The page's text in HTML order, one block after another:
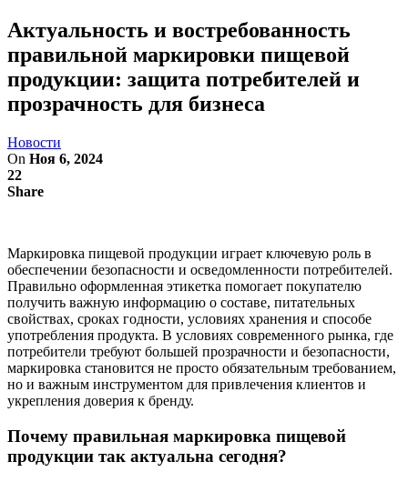
Актуальность и востребованность
правильной маркировки пищевой
продукции: защита потребителей и
прозрачность для бизнеса
Новости
On Ноя 6, 2024
22
Share
Маркировка пищевой продукции играет ключевую роль в
обеспечении безопасности и осведомленности потребителей.
Правильно оформленная этикетка помогает покупателю
получить важную информацию о составе, питательных
свойствах, сроках годности, условиях хранения и способе
употребления продукта. В условиях современного рынка, где
потребители требуют большей прозрачности и безопасности,
маркировка становится не просто обязательным требованием,
но и важным инструментом для привлечения клиентов и
укрепления доверия к бренду.
Почему правильная маркировка пищевой
продукции так актуальна сегодня?